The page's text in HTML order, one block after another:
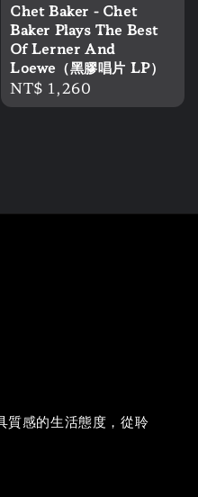
Chet Baker - Chet
Baker Plays The Best
Of Lerner And
Loewe（黑膠唱片 LP）
Regular
price
NT$ 1,260
質感的生活態度，從聆